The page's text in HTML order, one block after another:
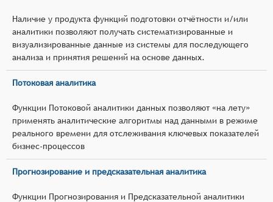
Наличие у продукта функций подготовки отчётности и/или
аналитики позволяют получать систематизированные и
визуализированные данные из системы для последующего
анализа и принятия решений на основе данных.
Потоковая аналитика
Функции Потоковой аналитики данных позволяют «на лету»
применять аналитические алгоритмы над данными в режиме
реального времени для отслеживания ключевых показателей
бизнес-процессов
Прогнозирование и предсказательная аналитика
Функции Прогнозирования и Предсказательной аналитики